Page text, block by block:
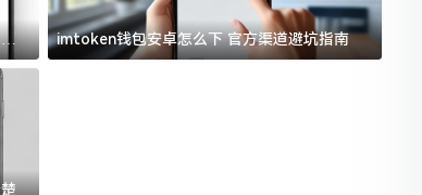
imtoken钱包安卓怎么下 官方渠道避坑指南